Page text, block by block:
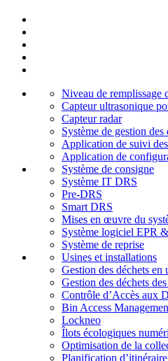
Niveau de remplissage
Capteur ultrasonique
Capteur radar
Système de gestion
Application de suivi
Application de
Système de consigne
Système IT DRS
Pre-DRS
Smart DRS
Mises en œuvre du
Système logiciel EPR
Système de reprise
Usines et installations
Gestion des déchets en
Gestion des déchets
Contrôle d’Accès aux
Bin Access
Lockneo
Îlots écologiques
Optimisation de la
Planification d’itinéraire